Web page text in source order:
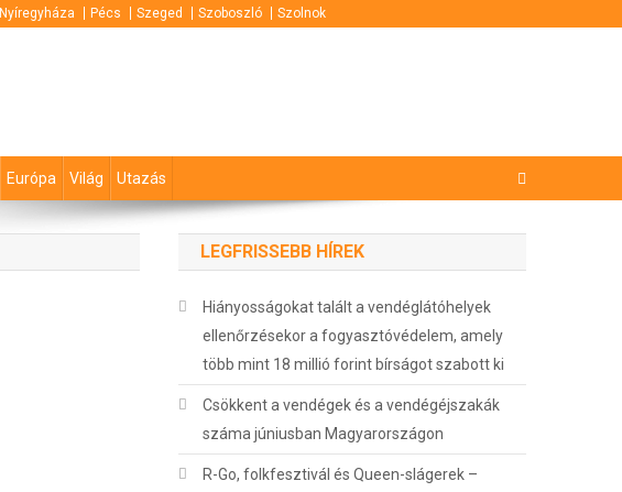
Nyíregyháza Pécs Szeged Szoboszló Szolnok
Európa Világ Utazás
LEGFRISSEBB HÍREK
Hiányosságokat talált a vendéglátóhelyek
ellenőrzésekor a fogyasztóvédelem, amely
több mint 18 millió forint bírságot szabott ki
Csökkent a vendégek és a vendégéjszakák
száma júniusban Magyarországon
R-Go, folkfesztivál és Queen-slágerek –